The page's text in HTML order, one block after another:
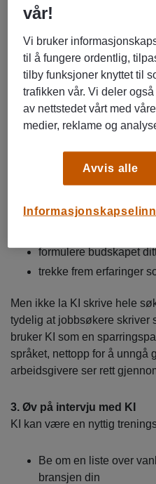
stillingsannonsen, slik
Gi verktøyet informasjon om
kurs og ferdigheter, og be
tydelig og bransjetilpasset
ulike versjoner til forskjellige
det blir generisk
formulere budskapet
trekke frem erfaringer
Men ikke la KI skrive hele
tydelig at jobbsøkere skriver
bruker KI som en
språket, nettopp for å unngå
arbeidsgivere ser rett
3. Øv på intervju med KI
KI kan være en nyttig
Be om en liste over
bransjen din
vår!
Vi bruker
til å fungere ordentlig,
tilby funksjoner knyttet til
trafikken vår. Vi deler
av nettstedet vårt med
medier, reklame og
Avvis alle